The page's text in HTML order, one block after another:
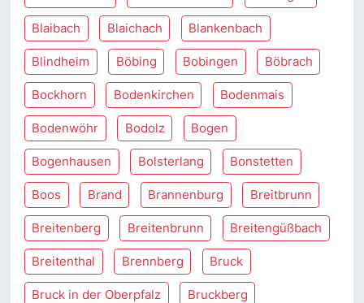
Blaibach Blaichach Blankenbach
Blindheim Böbing Bobingen Böbrach
Bockhorn Bodenkirchen Bodenmais
Bodenwöhr Bodolz Bogen
Bogenhausen Bolsterlang Bonstetten
Boos Brand Brannenburg Breitbrunn
Breitenberg Breitenbrunn Breitengüßbach
Breitenthal Brennberg Bruck
Bruck in der Oberpfalz Bruckberg